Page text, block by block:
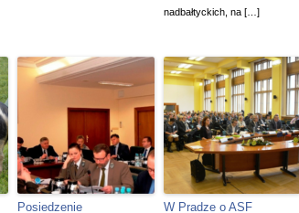
nadbałtyckich, na […]
Posiedzenie
W Pradze o ASF